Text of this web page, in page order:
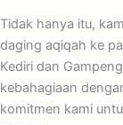
Tidak hanya itu,
daging aqiqah ke
Kediri dan
kebahagiaan
komitmen kami